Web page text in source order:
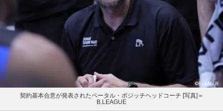
契約基本合意が発表されたペータル・ボジッチヘッドコーチ [写真]＝
B.LEAGUE